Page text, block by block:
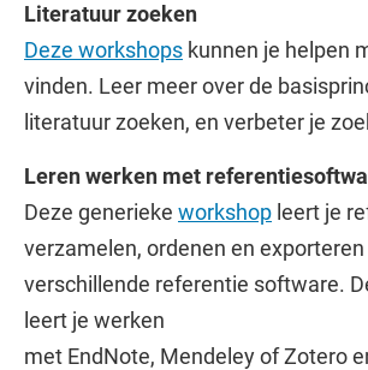
Literatuur zoeken
Deze workshops kunnen je helpen
vinden. Leer meer over de
literatuur zoeken, en verbeter je
Leren werken met
Deze generieke workshop leert je
verzamelen, ordenen en
verschillende referentie software.
leert je werken
met EndNote, Mendeley of Zotero